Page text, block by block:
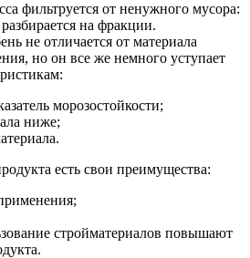
фильтруется от ненужного мусора:
на фракции.
не отличается от материала
но он все же немного уступает
морозостойкости;
ниже;
есть свои преимущества:
стройматериалов повышают